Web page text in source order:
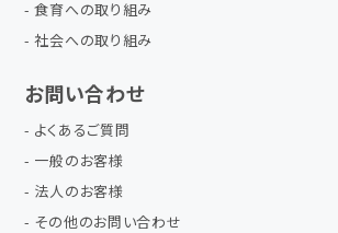
食育への取り組み
社会への取り組み
お問い合わせ
よくあるご質問
一般のお客様
法人のお客様
その他のお問い合わせ